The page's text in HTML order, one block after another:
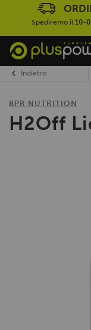
Spediremo il 10-
Indietro
BPR NUTRITION
H2Off